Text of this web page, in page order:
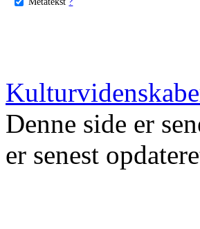
Denne side er
er senest